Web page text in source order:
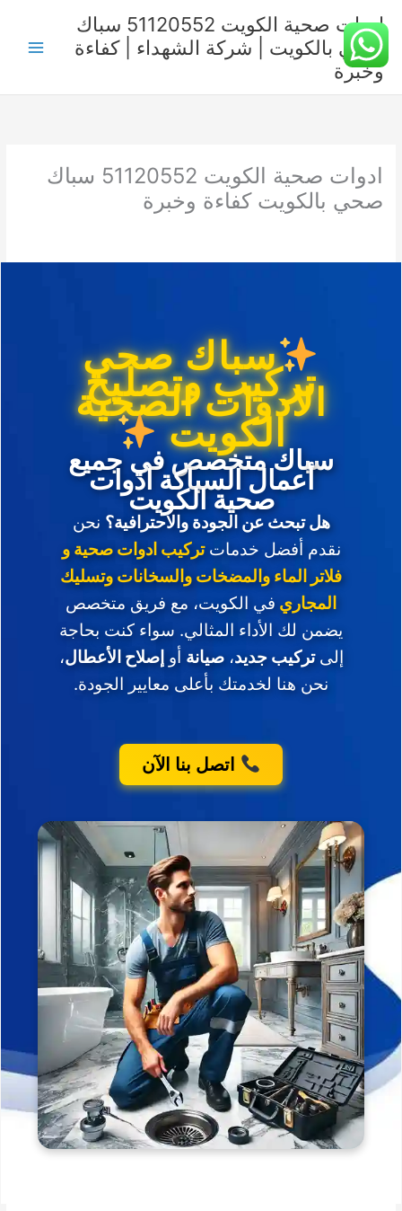
إلى
المحتوى
ادوات صحية الكويت 51120552 سباك
صحي بالكويت | شركة الشهداء | كفاءة
وخبرة
ادوات صحية الكويت 51120552 سباك
صحي بالكويت كفاءة وخبرة
سباك صحي
تركيب وتصليح
الادوات الصحية
الكويت
سباك متخصص في جميع
أعمال السباكة ادوات
صحية الكويت
هل تبحث عن الجودة والاحترافية؟ نحن
نقدم أفضل خدماتتركيب ادوات صحية و
فلاتر الماء والمضخات والسخانات وتسليك
المجاري في الكويت، مع فريق متخصص
يضمن لك الأداء المثالي. سواء كنت بحاجة
إلىتركيب جديد،صيانة أو إصلاح الأعطال،
نحن هنا لخدمتك بأعلى معايير الجودة.
اتصل بنا الآن